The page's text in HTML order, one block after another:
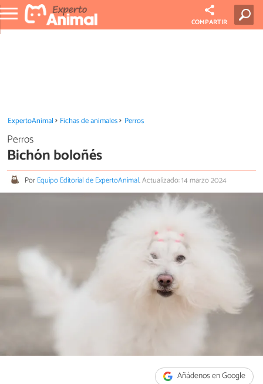
COMPARTIR
ExpertoAnimal Fichas de animales Perros
Perros
Bichón boloñés
PorEquipo Editorial de ExpertoAnimal.Actualizado: 14 marzo 2024
Añádenos en Google